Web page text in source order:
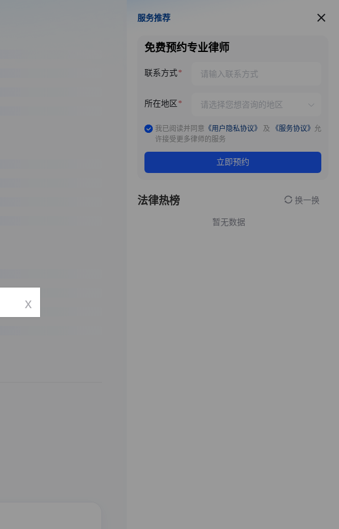
服务推荐
服务推荐
免费预约专业律师
联系方式
所在地区
我已阅读并同意 《用户隐私协议》 及 《服务协议》 允
许接受更多律师的服务
立即预约
法律热榜 换一换
暂无数据
x